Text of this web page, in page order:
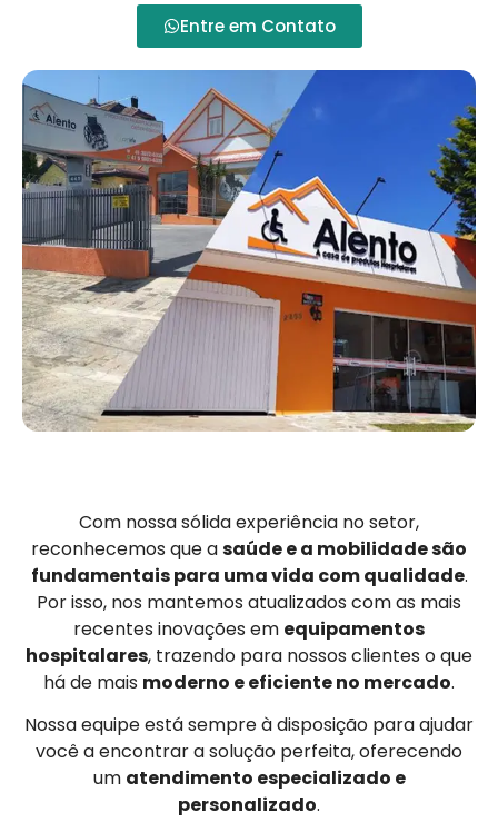
Entre em Contato
Com nossa sólida experiência no setor,
reconhecemos que asaúde e a mobilidade são
fundamentais para uma vida com qualidade.
Por isso, nos mantemos atualizados com as mais
recentes inovações em equipamentos
hospitalares, trazendo para nossos clientes o que
há de mais moderno e eficiente no mercado.
Nossa equipe está sempre à disposição para ajudar
você a encontrar a solução perfeita, oferecendo
um atendimento especializado e
personalizado.